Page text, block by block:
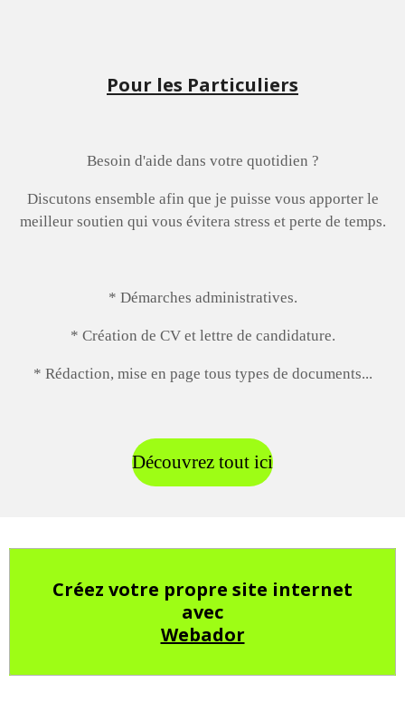
Pour les Particuliers
Besoin d'aide dans votre quotidien ?
Discutons ensemble afin que je puisse vous apporter le
meilleur soutien qui vous évitera stress et perte de temps.
* Démarches administratives.
* Création de CV et lettre de candidature.
* Rédaction, mise en page tous types de documents...
Découvrez tout ici
Créez votre propre site internet
avec
Webador